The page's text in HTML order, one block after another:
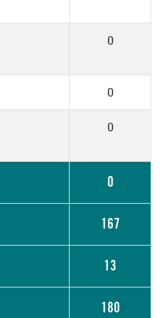
0
0
0
0
167
13
180